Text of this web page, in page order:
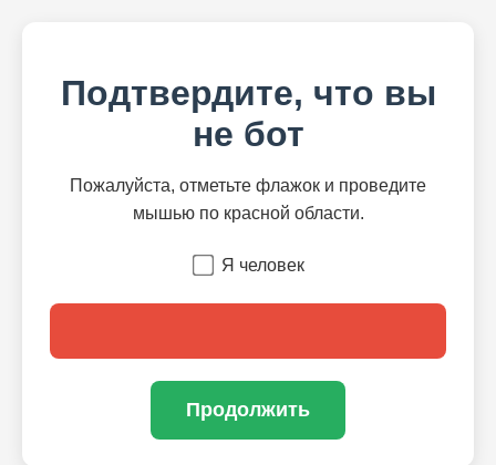
Подтвердите, что вы
не бот
Пожалуйста, отметьте флажок и проведите
мышью по красной области.
Я человек
Продолжить